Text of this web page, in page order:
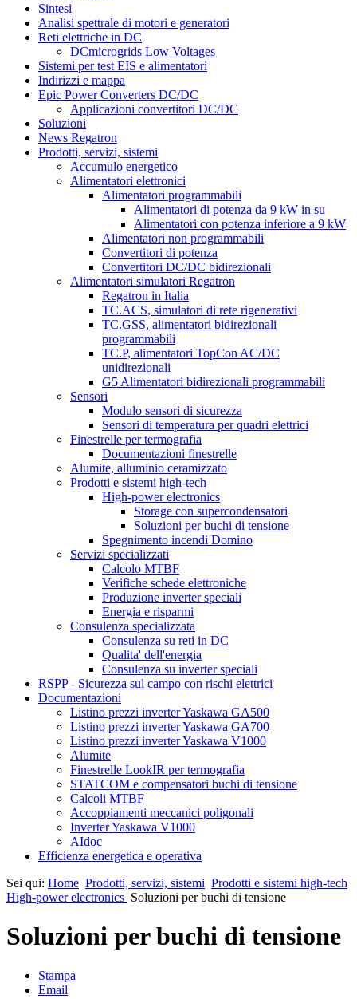
Sintesi
Analisi spettrale di motori e generatori
Reti elettriche in DC
DCmicrogrids Low Voltages
Sistemi per test EIS e alimentatori
Indirizzi e mappa
Epic Power Converters DC/DC
Applicazioni convertitori DC/DC
Soluzioni
News Regatron
Prodotti, servizi, sistemi
Accumulo energetico
Alimentatori elettronici
Alimentatori programmabili
Alimentatori di potenza da 9 kW in su
Alimentatori con potenza inferiore a 9 kW
Alimentatori non programmabili
Convertitori di potenza
Convertitori DC/DC bidirezionali
Alimentatori simulatori Regatron
Regatron in Italia
TC.ACS, simulatori di rete rigenerativi
TC.GSS, alimentatori bidirezionali
programmabili
TC.P, alimentatori TopCon AC/DC
unidirezionali
G5 Alimentatori bidirezionali programmabili
Sensori
Modulo sensori di sicurezza
Sensori di temperatura per quadri elettrici
Finestrelle per termografia
Documentazioni finestrelle
Alumite, alluminio ceramizzato
Prodotti e sistemi high-tech
High-power electronics
Storage con supercondensatori
Soluzioni per buchi di tensione
Spegnimento incendi Domino
Servizi specializzati
Calcolo MTBF
Verifiche schede elettroniche
Produzione inverter speciali
Energia e risparmi
Consulenza specializzata
Consulenza su reti in DC
Qualita' dell'energia
Consulenza su inverter speciali
RSPP - Sicurezza sul campo con rischi elettrici
Documentazioni
Listino prezzi inverter Yaskawa GA500
Listino prezzi inverter Yaskawa GA700
Listino prezzi inverter Yaskawa V1000
Alumite
Finestrelle LookIR per termografia
STATCOM e compensatori buchi di tensione
Calcoli MTBF
Accoppiamenti meccanici poligonali
Inverter Yaskawa V1000
AIdoc
Efficienza energetica e operativa
Sei qui: Home Prodotti, servizi, sistemi Prodotti e sistemi high-tech
High-power electronics Soluzioni per buchi di tensione
Soluzioni per buchi di tensione
Stampa
Email